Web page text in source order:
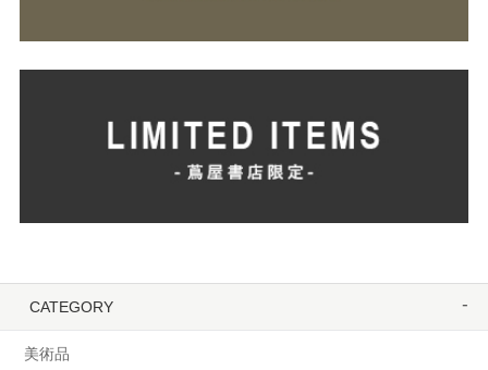
CATEGORY
美術品